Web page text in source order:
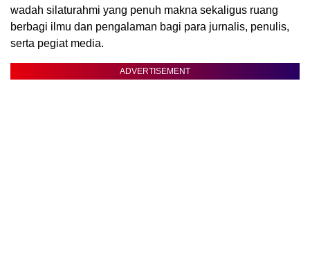
wadah silaturahmi yang penuh makna sekaligus ruang
berbagi ilmu dan pengalaman bagi para jurnalis, penulis,
serta pegiat media.
ADVERTISEMENT